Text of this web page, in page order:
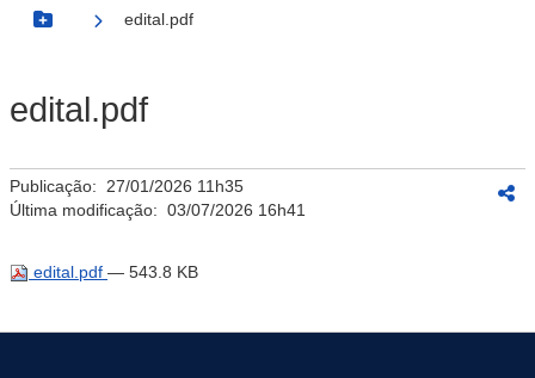
Botão Menu
edital.pdf
edital.pdf
Publicação: 27/01/2026 11h35
Última modificação: 03/07/2026 16h41
edital.pdf — 543.8 KB